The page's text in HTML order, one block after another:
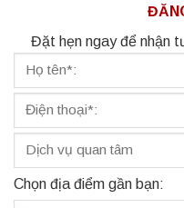
Đặt hẹn ngay để nhận
Chọn địa điểm gần bạn: